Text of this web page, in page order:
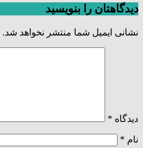
دیدگاهتان را بنویسید
نشانی ایمیل شما منتشر نخواهد شد.
دیدگاه *
نام *